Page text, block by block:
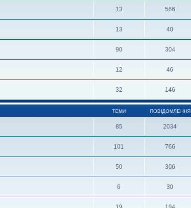
13 566
13 40
90 304
12 46
32 146
ТЕМИ ПОВІДОМЛЕННЯ
85 2034
101 766
50 306
6 30